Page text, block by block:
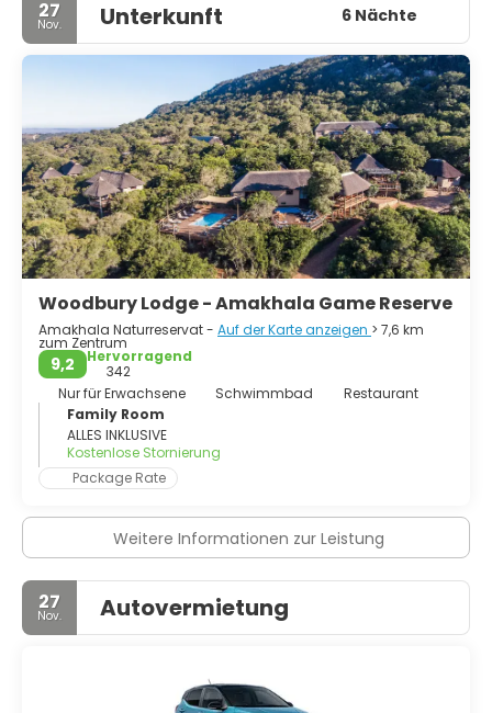
Bereichen des großen 8.500 Hektar großen Wildreservats
gelegen sind.
Das Amakhala Game Reserve setzt weiterhin ein
hervorragendes Beispiel dafür, wie Gemeinschaften
landwirtschaftliche Flächen für Naturschutzzwecke
umwandeln können, während sie eine tragfähige
Tourismuswirtschaft fördern. Der Schutz der Nashörner ist
ein Schlüsselfaktor für den anhaltenden Erfolg und die
Nachhaltigkeit dieser Initiative.
27
Nov. Unterkunft 6 Nächte
Woodbury Lodge - Amakhala Game Reserve
Amakhala Naturreservat - Auf der Karte anzeigen > 7,6 km
zum Zentrum
9,2
Hervorragend
342
Nur für Erwachsene
Schwimmbad
Restaurant
Family Room
ALLES INKLUSIVE
Kostenlose Stornierung
Package Rate
Weitere Informationen zur Leistung
27
Nov. Autovermietung